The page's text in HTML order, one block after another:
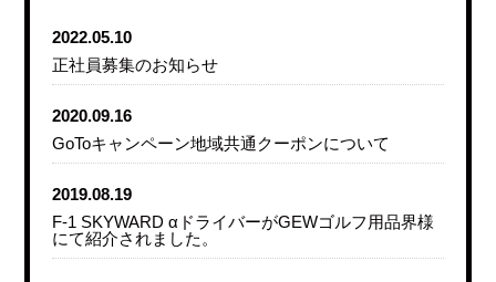
2022.05.10
正社員募集のお知らせ
2020.09.16
GoToキャンペーン地域共通クーポンについて
2019.08.19
F-1 SKYWARD αドライバーがGEWゴルフ用品界様
にて紹介されました。